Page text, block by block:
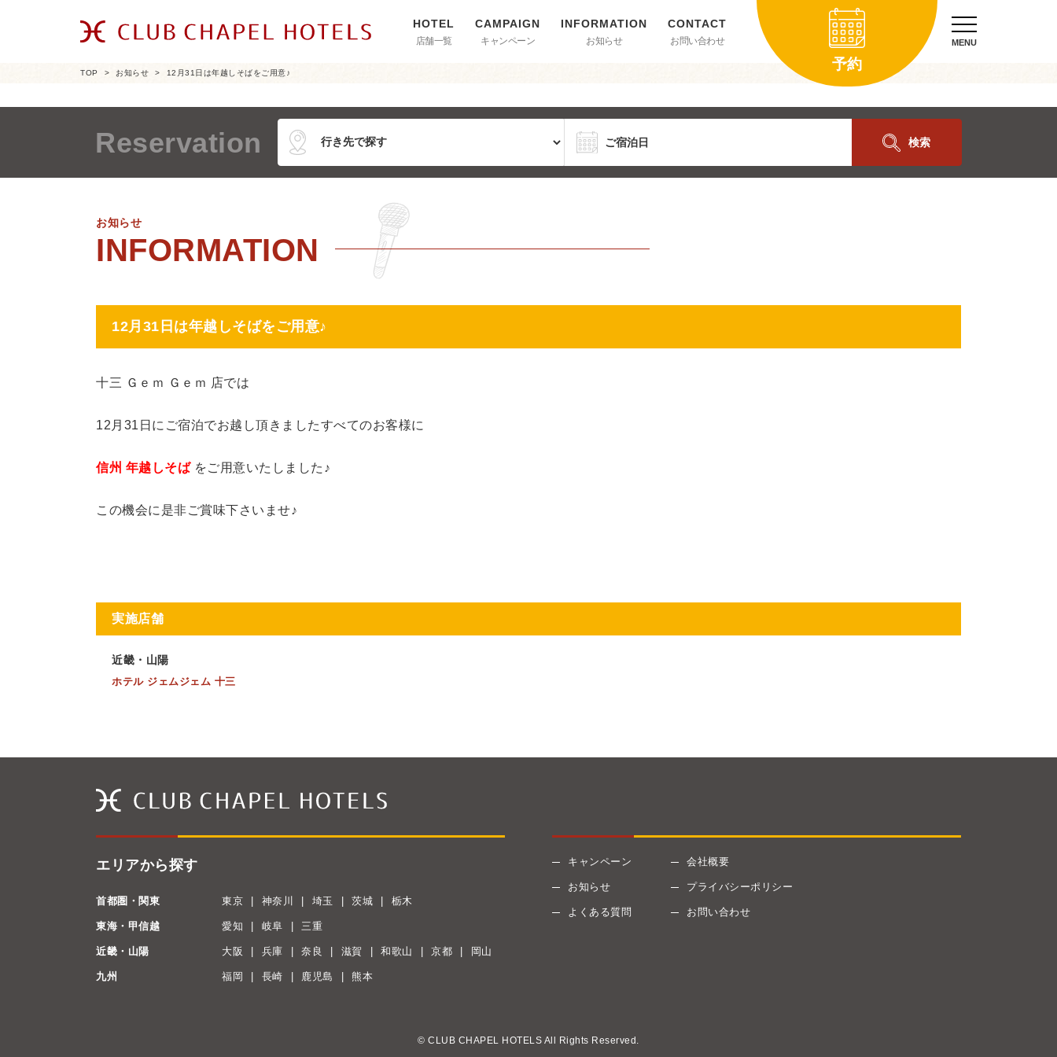
店舗一覧 キャンペーン お知らせ お問い合わせ
予約
MENU
TOP お知らせ 12月31日は年越しそばをご用意♪
Reservation 検索
お知らせ
12月31日は年越しそばをご用意♪
十三 Ｇｅｍ Ｇｅｍ 店では
12月31日にご宿泊でお越し頂きましたすべてのお客様に
信州 年越しそば をご用意いたしました♪
この機会に是非ご賞味下さいませ♪
実施店舗
近畿・山陽
ホテル ジェムジェム 十三
エリアから探す
首都圏・関東 東京 神奈川 埼玉 茨城 栃木
東海・甲信越 愛知 岐阜 三重
近畿・山陽 大阪 兵庫 奈良 滋賀 和歌山 京都 岡山
九州 福岡 長崎 鹿児島 熊本
キャンペーン
お知らせ
よくある質問
会社概要
プライバシーポリシー
お問い合わせ
© CLUB CHAPEL HOTELS All Rights Reserved.